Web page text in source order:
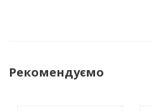
Рекомендуємо